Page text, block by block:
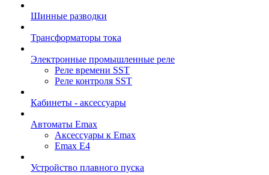
Шинные разводки
Трансформаторы тока
Электронные промышленные реле
Реле времени SST
Реле контроля SST
Кабинеты - аксессуары
Автоматы Emax
Аксессуары к Emax
Emax E4
Устройство плавного пуска